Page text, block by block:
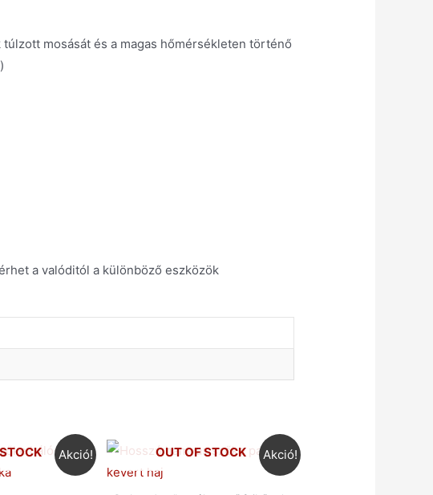
mosását és a magas hőmérsékleten történő
a valóditól a különböző eszközök
Akció! Akció!
OUT OF STOCK